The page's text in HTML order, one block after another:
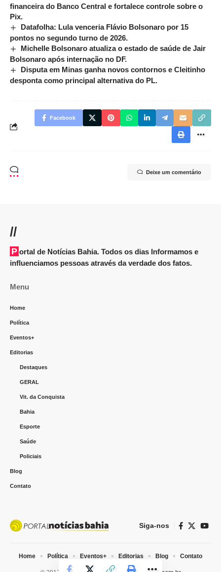
financeira do Banco Central e fortalece controle sobre o
Pix.
Datafolha: Lula venceria Flávio Bolsonaro por 15
pontos no segundo turno de 2026.
Michelle Bolsonaro atualiza o estado de saúde de Jair
Bolsonaro após internação no DF.
Disputa em Minas ganha novos contornos e Cleitinho
desponta como principal alternativa do PL.
Facebook
Deixe um comentário
//
Portal de Notícias Bahia. Todos os dias Informamos e
influenciamos pessoas através da verdade dos fatos.
Menu
Home
Política
Eventos+
Editorias
Destaques
GERAL
Vit. da Conquista
Bahia
Esporte
Saúde
Policiais
Blog
Contato
Siga-nos
Home Política Eventos+ Editorias Blog Contato